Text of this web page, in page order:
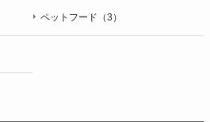
ペットフード（3）